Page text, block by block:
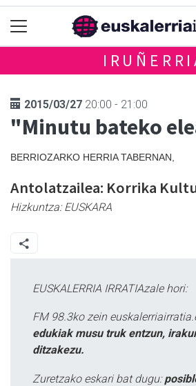
2015/03/27 20:00 - 21:00
"Minutu bateko
BERRIOZARKO HERRIA TABERNAN,
Antolatzailea: Korrika
Hizkuntza:EUSKARA
EUSKALERRIA IRRATIAzale hori:
FM 98.3ko zein
edukiak musu truk entzun,
ditzakezu.
Zuretzako eskari bat dugu: